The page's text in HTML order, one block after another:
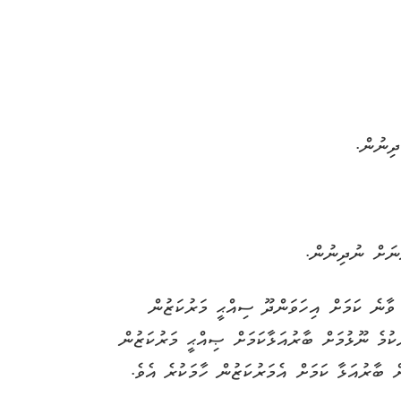
ވާނެ ކަމަށް އިހަވަންދޫ ސިއްޙީ މަރުކަޒުން
ނޫޅުމަށް ބާރުއަޅާކަމަށް ޞިއްޙީ މަރުކަޒުން
ކަމަށް އެމަރުކަޒުން ހާމަކުރެ އެވެ.